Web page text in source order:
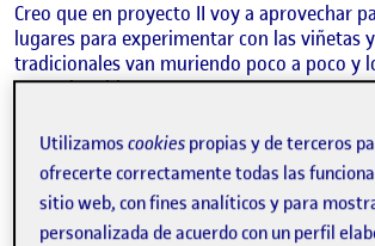
Creo que en proyecto II voy a aprovechar
lugares para experimentar con las viñetas
tradicionales van muriendo poco a poco y
poco aburridos.
Les dejo algunos ejemplos de las viñetas.
Utilizamoscookies propias y de terceros
ofrecerte correctamente todas las
sitio web, con fines analíticos y para
personalizada de acuerdo con un perfil